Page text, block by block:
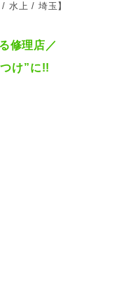
水上 / 埼玉】
修理店 ／
け”に!!